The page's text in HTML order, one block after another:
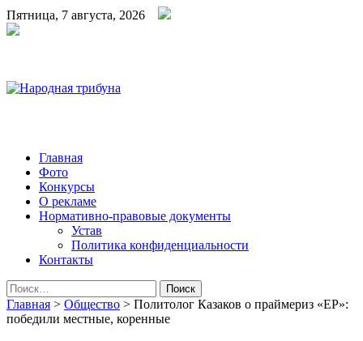
Пятница, 7 августа, 2026
Народная трибуна
Калининская районная газета
Главная
Фото
Конкурсы
О рекламе
Нормативно-правовые документы
Устав
Политика конфиденциальности
Контакты
Найти:
Главная > Общество > Политолог Казаков о праймериз «ЕР»:
победили местные, коренные